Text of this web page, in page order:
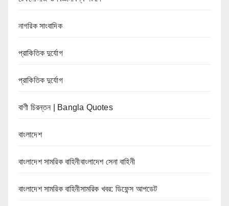
নাগরিক সাংবাদিক
প্রাকিতিক দুর্যোগ
প্রাকিতিক দুর্যোগ
বাণী চিরন্তন | Bangla Quotes
বাংলাদেশ
বাংলাদেশ সামরিক বাহিনীবাংলাদেশ সেনা বাহিনী
বাংলাদেশ সামরিক বাহিনীসামরিক খবর: ডিফেন্স আপডেট